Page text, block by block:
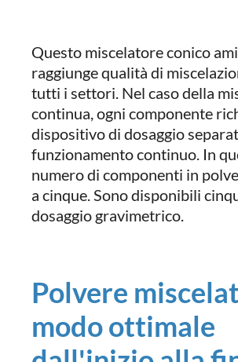
Questo miscelatore conico
raggiunge qualità di
tutti i settori. Nel caso della
continua, ogni componente
dispositivo di dosaggio
funzionamento continuo. In
numero di componenti in
a cinque. Sono disponibili
dosaggio gravimetrico.
Polvere
modo ottimale